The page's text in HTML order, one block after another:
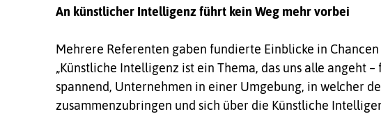
An künstlicher Intelligenz führt kein Weg mehr vorbei
Mehrere Referenten gaben fundierte Einblicke in
„Künstliche Intelligenz ist ein Thema, das uns alle angeht
spannend, Unternehmen in einer Umgebung, in welcher
zusammenzubringen und sich über die Künstliche